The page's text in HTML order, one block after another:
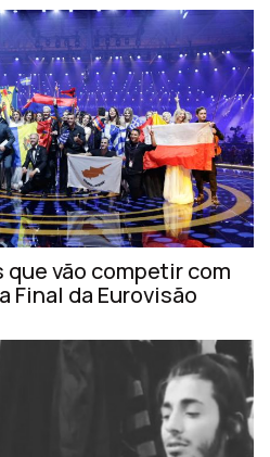
vão competir com
Final da Eurovisão